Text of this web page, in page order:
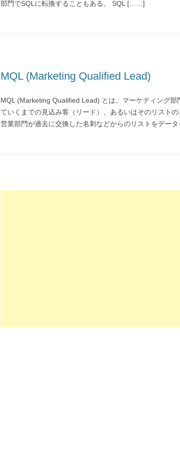
部門でSQLに転換することもある。 SQL [……]
MQL (Marketing Qualified Lead)
MQL (Marketing Qualified Lead) とは、マーケティング
ていくまでの見込み客（リード）、あるいはそのリスト
営業部門が過去に交換した名刺などからのリストをデー